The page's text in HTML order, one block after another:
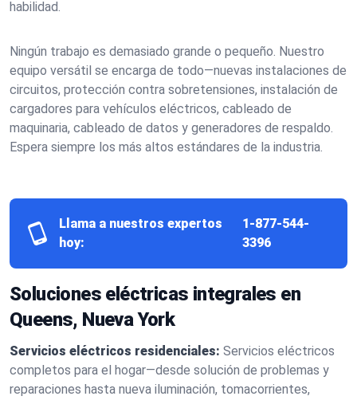
habilidad.
Ningún trabajo es demasiado grande o pequeño. Nuestro
equipo versátil se encarga de todo—nuevas instalaciones de
circuitos, protección contra sobretensiones, instalación de
cargadores para vehículos eléctricos, cableado de
maquinaria, cableado de datos y generadores de respaldo.
Espera siempre los más altos estándares de la industria.
Llama a nuestros expertos
hoy:
1-877-544-
3396
Soluciones eléctricas integrales en
Queens, Nueva York
Servicios eléctricos residenciales: Servicios eléctricos
completos para el hogar—desde solución de problemas y
reparaciones hasta nueva iluminación, tomacorrientes,